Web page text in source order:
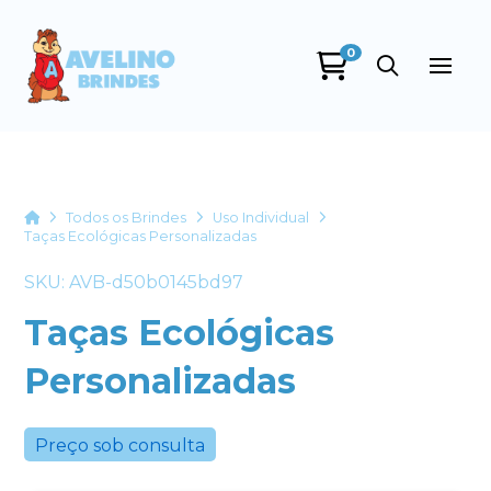
0
HomeTodos os Brindes
Uso Individual
Taças Ecológicas Personalizadas
SKU: AVB-d50b0145bd97
Taças Ecológicas
Personalizadas
Preço sob consulta
+55